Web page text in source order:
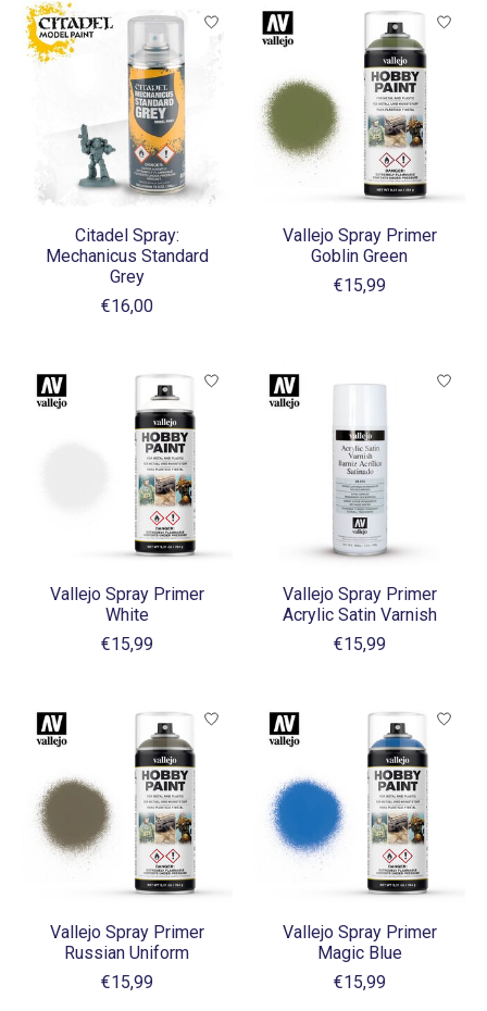
Citadel Spray:
Mechanicus Standard
Grey
€16,00
Vallejo Spray Primer
Goblin Green
€15,99
Vallejo Spray Primer
White
€15,99
Vallejo Spray Primer
Acrylic Satin Varnish
€15,99
Vallejo Spray Primer
Russian Uniform
€15,99
Vallejo Spray Primer
Magic Blue
€15,99